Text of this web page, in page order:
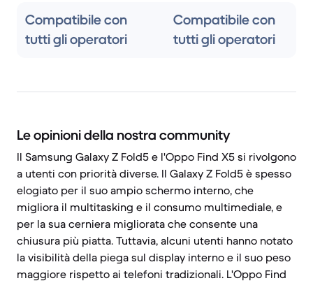
Compatibile con
tutti gli operatori
Compatibile con
tutti gli operatori
Le opinioni della nostra community
Il Samsung Galaxy Z Fold5 e l'Oppo Find X5 si rivolgono
a utenti con priorità diverse. Il Galaxy Z Fold5 è spesso
elogiato per il suo ampio schermo interno, che
migliora il multitasking e il consumo multimediale, e
per la sua cerniera migliorata che consente una
chiusura più piatta. Tuttavia, alcuni utenti hanno notato
la visibilità della piega sul display interno e il suo peso
maggiore rispetto ai telefoni tradizionali. L'Oppo Find